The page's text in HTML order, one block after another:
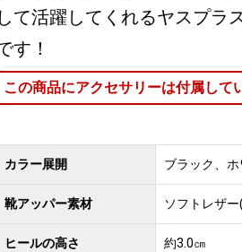
して活躍してくれるヤスプラ
す！
この商品にアクセサリーは付属して
カラー展開 ブラック、ホ
靴アッパー素材 ソフトレザ
ヒールの高さ 約3.0㎝